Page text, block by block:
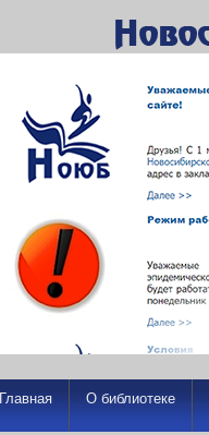
Главная О библиотеке